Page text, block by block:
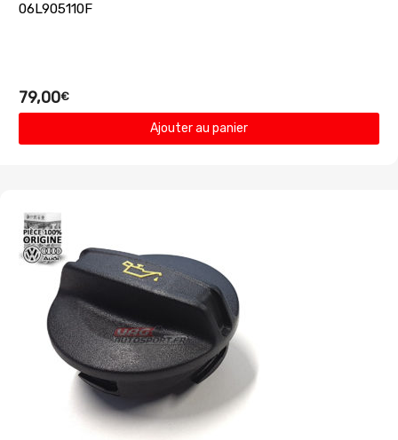
06L905110F
79,00€
Ajouter au panier